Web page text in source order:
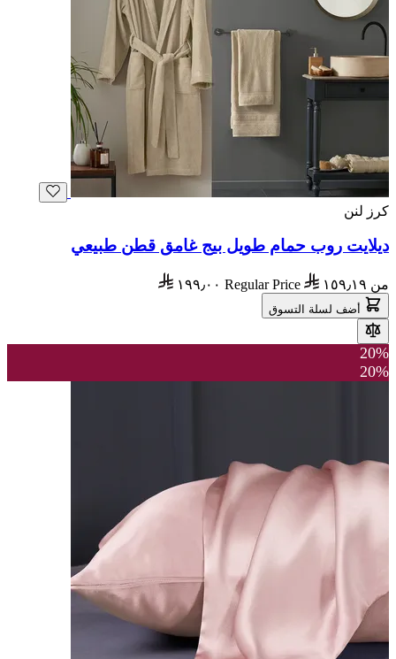
كرز لنن
ديلايت روب حمام طويل بيج غامق قطن طبيعي
من ١٥٩٫١٩ Regular Price ١٩٩٫٠٠
أضف لسلة التسوق
20%
20%